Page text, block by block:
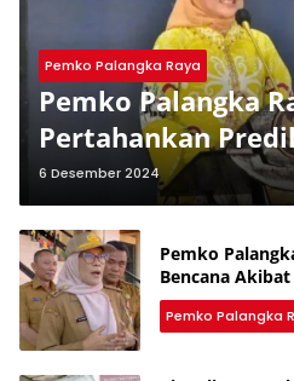
Pemko Palangka Raya
Pemko Palangka
Pertahankan
Informatif Lima
6 Desember 2024
Pemko
Bencana
Pemko Palangka